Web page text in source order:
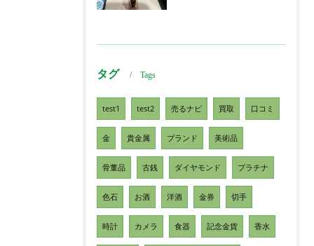
タグ Tags
test1 test2 売るナビ 買取 口コミ
金 貴金属 ブランド 美術品
骨董品 古銭 ダイヤモンド プラチナ
色石 お酒 洋酒 金券 切手
時計 カメラ 食器 記念金貨 香水